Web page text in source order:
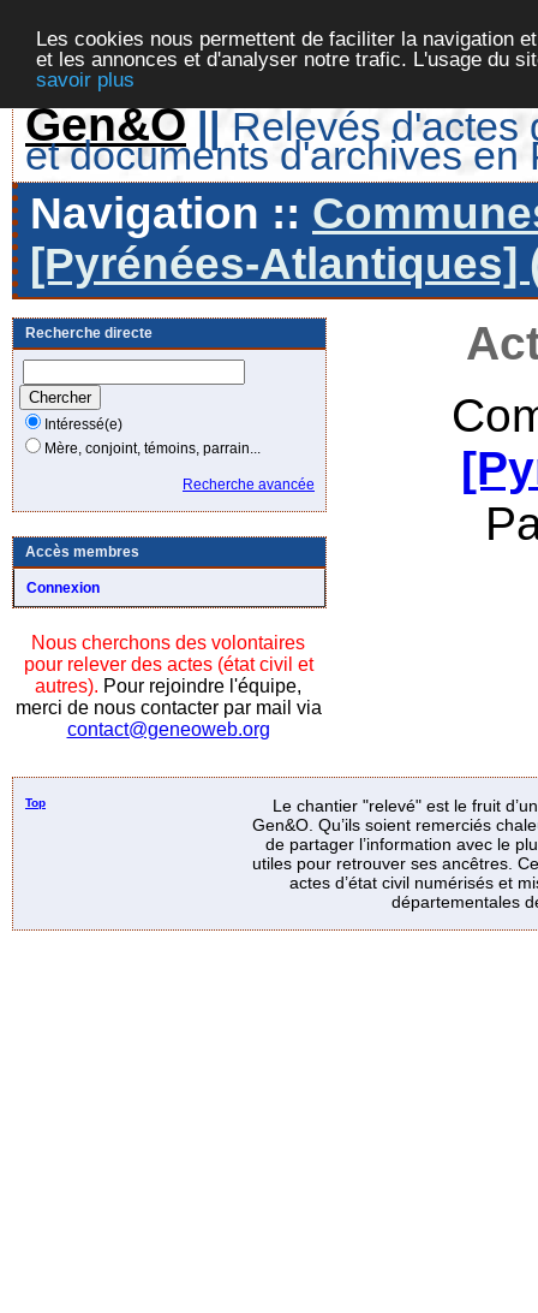
Les cookies nous permettent de faciliter la navigation
et les annonces et d'analyser notre trafic. L'usage du
savoir plus
Gen&O || Relevés d'actes
et documents d'archives en
Navigation ::
[Pyrénées-Atlantiques]
Recherche directe
Intéressé(e)
Mère, conjoint, témoins, parrain...
Recherche avancée
Accès membres
Connexion
Nous cherchons des volontaires
pour relever des actes (état civil et
autres). Pour rejoindre l'équipe,
merci de nous contacter par mail via
contact@geneoweb.org
Top
Le chantier "relevé" est le fruit
Gen&O. Qu’ils soient remerciés
de partager l’information avec le
utiles pour retrouver ses ancêtres.
actes d’état civil numérisés et
départementales